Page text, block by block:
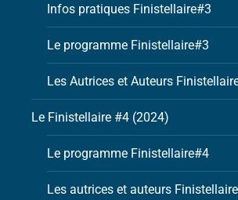
Infos pratiques Finistellaire#3
Le programme Finistellaire#3
Les Autrices et Auteurs
Le Finistellaire #4 (2024)
Le programme Finistellaire#4
Les autrices et auteurs